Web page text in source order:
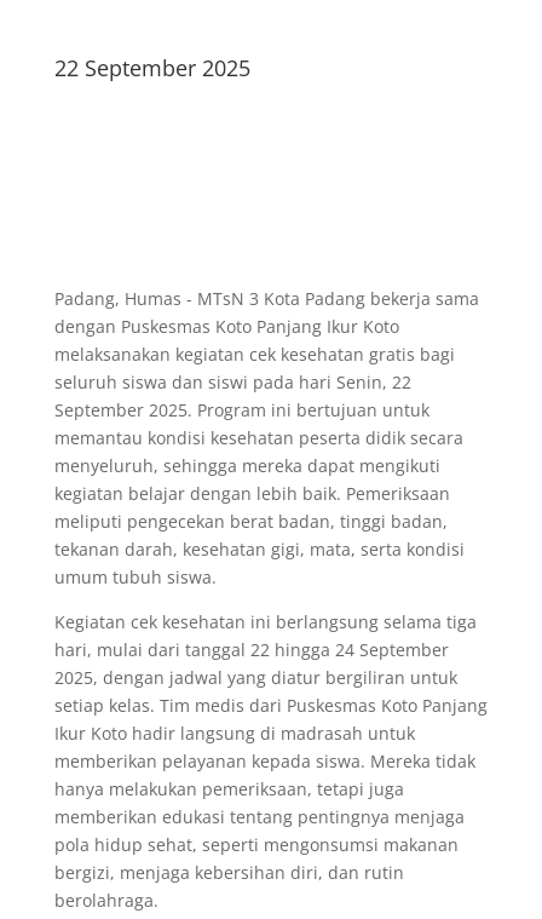
22 September 2025
Padang, Humas - MTsN 3 Kota Padang bekerja sama
dengan Puskesmas Koto Panjang Ikur Koto
melaksanakan kegiatan cek kesehatan gratis bagi
seluruh siswa dan siswi pada hari Senin, 22
September 2025. Program ini bertujuan untuk
memantau kondisi kesehatan peserta didik secara
menyeluruh, sehingga mereka dapat mengikuti
kegiatan belajar dengan lebih baik. Pemeriksaan
meliputi pengecekan berat badan, tinggi badan,
tekanan darah, kesehatan gigi, mata, serta kondisi
umum tubuh siswa.
Kegiatan cek kesehatan ini berlangsung selama tiga
hari, mulai dari tanggal 22 hingga 24 September
2025, dengan jadwal yang diatur bergiliran untuk
setiap kelas. Tim medis dari Puskesmas Koto Panjang
Ikur Koto hadir langsung di madrasah untuk
memberikan pelayanan kepada siswa. Mereka tidak
hanya melakukan pemeriksaan, tetapi juga
memberikan edukasi tentang pentingnya menjaga
pola hidup sehat, seperti mengonsumsi makanan
bergizi, menjaga kebersihan diri, dan rutin
berolahraga.